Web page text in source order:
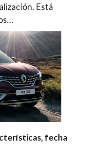
Está
fecha